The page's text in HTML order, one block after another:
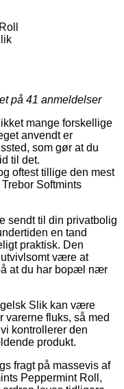
på 41 anmeldelser
mange forskellige
anvendt er
som gør at du
til det.
oftest tillige den mest
Softmints
sendt til din privatbolig
en tand
praktisk. Den
være at
at du har bopæl nær
Slik kan være
fluks, så med
kontrollerer den
produkt.
fragt på massevis af
Peppermint Roll,